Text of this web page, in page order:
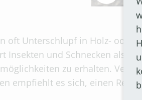
oft Unterschlupf in Holz- oder
Insekten und Schnecken als
zu erhalten.
empfiehlt es sich, einen